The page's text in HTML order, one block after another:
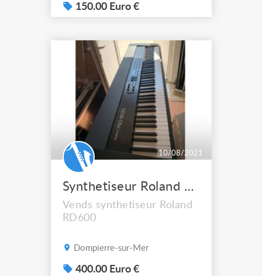
150.00 Euro €
10/08/2021
Synthetiseur Roland RD600
Vends synthetiseur Roland
RD600
Dompierre-sur-Mer
400.00 Euro €